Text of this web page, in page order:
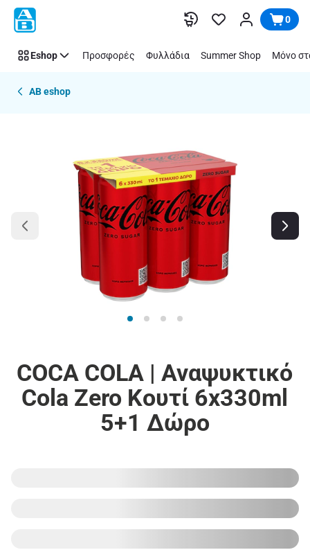
Παράλειψη 0
Eshop Προσφορές Φυλλάδια Summer Shop Μόνο
AB eshop
COCA COLA | Αναψυκτικό
Cola Zero Κουτί 6x330ml
5+1 Δώρο